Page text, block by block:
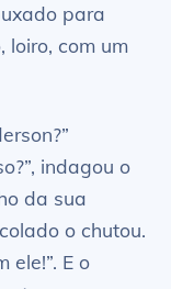
para
loiro, com um
indagou o
da sua
o chutou.
ele!”. E o